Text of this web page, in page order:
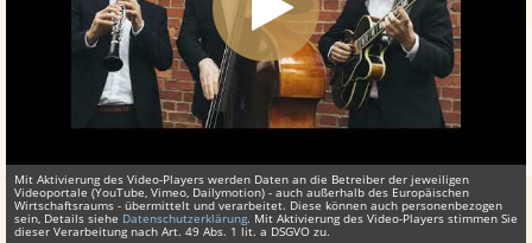
Mit Aktivierung des Video-Players werden Daten an die Betreiber der jeweiligen
Videoportale (YouTube, Vimeo, Dailymotion) - auch außerhalb des Europäischen
Wirtschaftsraums - übermittelt und verarbeitet. Diese können auch personenbezogen
sein, Details siehe Datenschutzerklärung. Mit Aktivierung des Video-Players stimmen Sie
dieser Verarbeitung nach Art. 49 Abs. 1 lit. a DSGVO zu.